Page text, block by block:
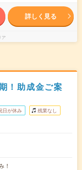
詳しく見る
ア
！助成金ご案
日が休み 残業なし
！